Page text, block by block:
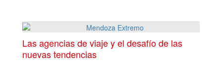
Las agencias de viaje y el desafío de las
nuevas tendencias